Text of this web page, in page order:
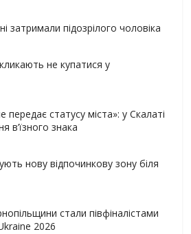
затримали підозрілого чоловіка
не купатися у
передає статусу міста»: у Скалаті
в’їзного знака
нову відпочинкову зону біля
стали півфіналістами
2026